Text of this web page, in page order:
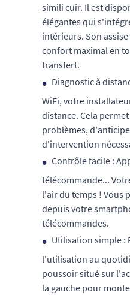
simili cuir. Il est
élégantes qui
intérieurs. Son
confort maximal en
transfert.
Diagnostic à
WiFi, votre
distance. Cela
problèmes,
d'intervention
Contrôle facile :
télécommande...
l'air du temps ! Vous
depuis votre
télécommandes.
Utilisation simple :
l'utilisation au
poussoir situé sur
la gauche pour